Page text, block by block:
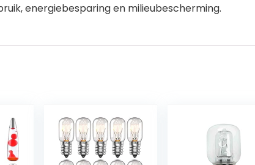
energiebesparing en milieubescherming.